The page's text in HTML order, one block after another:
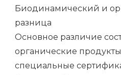
Биодинамический и
разница
Основное различие
органические
специальные